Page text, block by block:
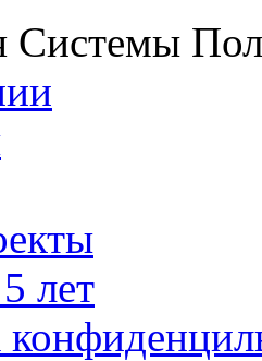
Системы
лет